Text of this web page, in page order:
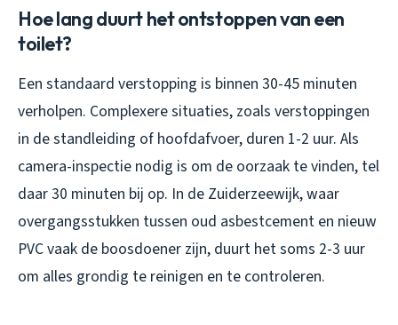
Hoe lang duurt het ontstoppen van een
toilet?
Een standaard verstopping is binnen 30-45 minuten
verholpen. Complexere situaties, zoals verstoppingen
in de standleiding of hoofdafvoer, duren 1-2 uur. Als
camera-inspectie nodig is om de oorzaak te vinden, tel
daar 30 minuten bij op. In de Zuiderzeewijk, waar
overgangsstukken tussen oud asbestcement en nieuw
PVC vaak de boosdoener zijn, duurt het soms 2-3 uur
om alles grondig te reinigen en te controleren.